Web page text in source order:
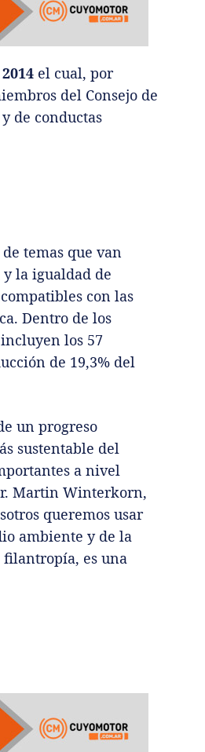
el cual, por
del Consejo de
de conductas
temas que van
la igualdad de
con las
Dentro de los
los 57
de 19,3% del
un progreso
sustentable del
a nivel
Martin Winterkorn,
queremos usar
ambiente y de la
filantropía, es una